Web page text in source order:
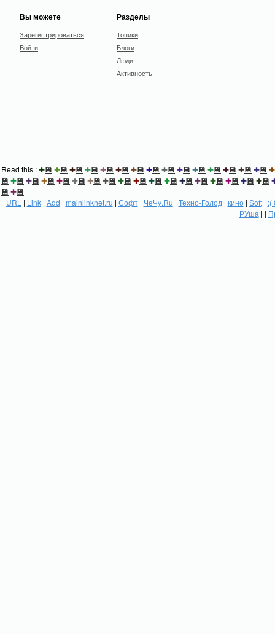
Вы можете
Зарегистрироваться
Войти
Разделы
Топики
Блоги
Люди
Активность
Read this :✚💾 ✚💾 ✚💾 ✚💾 ✚💾 ✚💾 ✚💾 ✚💾 ✚💾 ✚💾 ✚💾 ✚💾 ✚💾 ✚💾 ✚💾 ✚
💾 ✚💾 ✚💾 ✚💾 ✚💾 ✚💾 ✚💾 ✚💾 ✚💾 ✚💾 ✚💾 ✚💾 ✚💾 ✚💾 ✚💾 ✚💾 ✚💾 ✚💾
💾 ✚💾
URL | Link| Add | mainlinknet.ru | Софт| ЧеЧу.Ru | Техно-Голод | кино| Soft| :(
РУша | |